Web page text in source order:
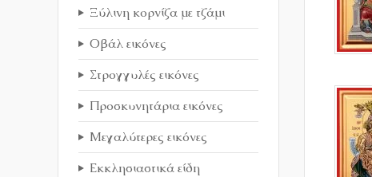
Ξύλινη κορνίζα με τζάμι
Οβάλ εικόνες
Στρογγυλές εικόνες
Προσκυνητάρια εικόνες
Μεγαλύτερες εικόνες
Εκκλησιαστικά είδη